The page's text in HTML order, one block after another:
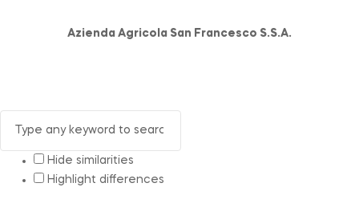
Azienda Agricola San Francesco S.S.A.
Hide similarities
Highlight differences